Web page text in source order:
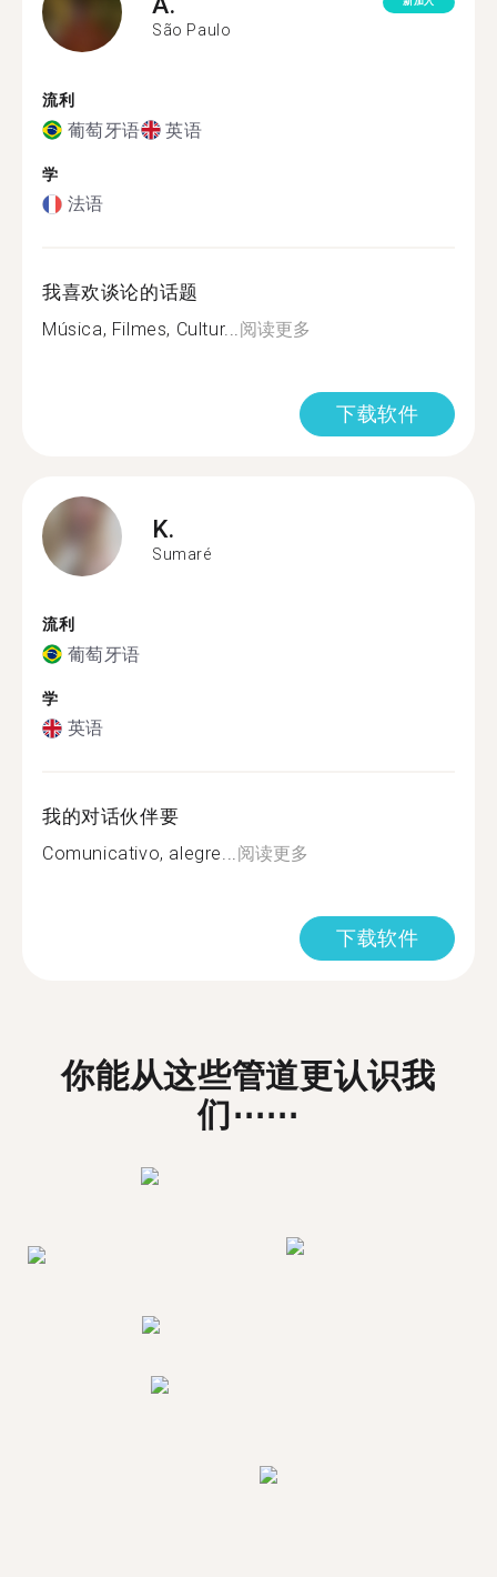
São Paulo
流利
葡萄牙语 英语
学
法语
我喜欢谈论的话题
Música, Filmes, Cultur...阅读更多
下载软件
K.
Sumaré
流利
葡萄牙语
学
英语
我的对话伙伴要
Comunicativo, alegre...阅读更多
下载软件
你能从这些管道更认识我
们⋯⋯